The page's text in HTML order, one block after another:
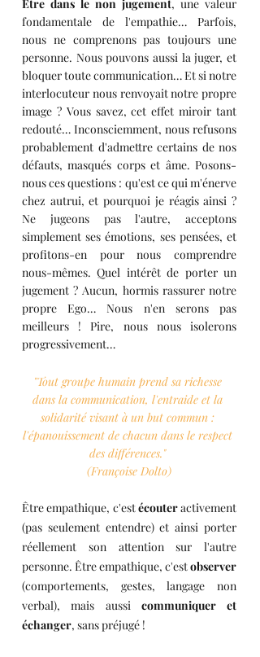
Être dans le non jugement, une valeur
fondamentale de l'empathie… Parfois,
nous ne comprenons pas toujours une
personne. Nous pouvons aussi la juger, et
bloquer toute communication… Et si notre
interlocuteur nous renvoyait notre propre
image ? Vous savez, cet effet miroir tant
redouté… Inconsciemment, nous refusons
probablement d'admettre certains de nos
défauts, masqués corps et âme. Posons-
nous ces questions : qu'est ce qui m'énerve
chez autrui, et pourquoi je réagis ainsi ?
Ne jugeons pas l'autre, acceptons
simplement ses émotions, ses pensées, et
profitons-en pour nous comprendre
nous-mêmes. Quel intérêt de porter un
jugement ? Aucun, hormis rassurer notre
propre Ego… Nous n'en serons pas
meilleurs ! Pire, nous nous isolerons
progressivement…
"Tout groupe humain prend sa richesse
dans la communication, l'entraide et la
solidarité visant à un but commun :
l'épanouissement de chacun dans le respect
des différences."
(Françoise Dolto)
Être empathique, c'est écouter activement
(pas seulement entendre) et ainsi porter
réellement son attention sur l'autre
personne. Être empathique, c'est
(comportements, gestes, langage non
verbal), mais aussi communiquer et
échanger, sans préjugé !